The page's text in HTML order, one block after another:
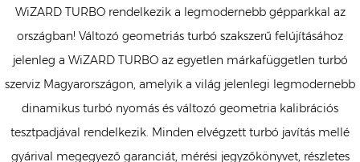
WiZARD TURBO rendelkezik a legmodernebb gépparkkal az
országban! Változó geometriás turbó szakszerű felújításához
jelenleg a WiZARD TURBO az egyetlen márkafüggetlen turbó
szerviz Magyarországon, amelyik a világ jelenlegi legmodernebb
dinamikus turbó nyomás és változó geometria kalibrációs
tesztpadjával rendelkezik. Minden elvégzett turbó javítás mellé
gyárival megegyező garanciát, mérési jegyzőkönyvet, részletes